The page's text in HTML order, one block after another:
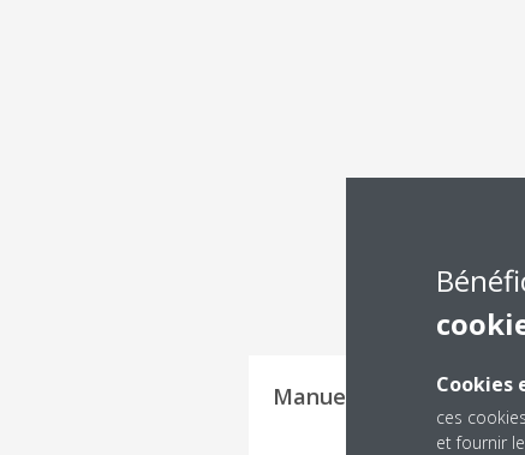
Manuels d'utilisation
Cookies
ces
et fournir